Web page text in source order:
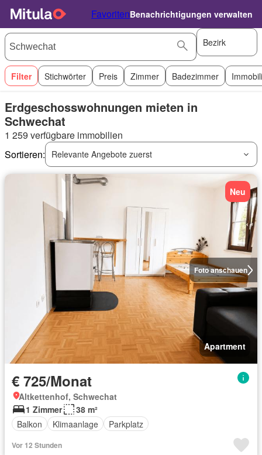
FavoritenBenachrichtigungen verwalten
Bezirk
Filter Stichwörter Preis Zimmer Badezimmer
Erdgeschosswohnungen mieten in
Schwechat
1 259 verfügbare immobilien
Sortieren:
Relevante Angebote zuerst
Foto anschauen
Neu
Apartment
€ 725/Monat
Altkettenhof, Schwechat
1 Zimmer
38 m²
Balkon
Klimaanlage Parkplatz
Vor 12 Stunden